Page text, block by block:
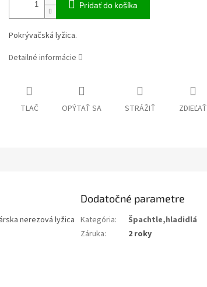
Pridať do košíka
Pokrývačská lyžica.
Detailné informácie
TLAČ OPÝTAŤ SA STRÁŽIŤ ZDIEĽAŤ
nerezová lyžica
Dodatočné parametre
Kategória:
Špachtle,hladidlá
Záruka: 2 roky